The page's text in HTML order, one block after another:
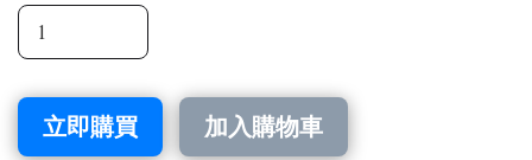
立即購買 加入購物車